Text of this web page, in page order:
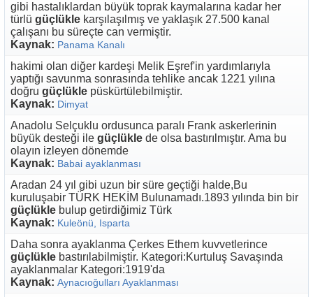
gibi hastalıklardan büyük toprak kaymalarına kadar her
türlü güçlükle karşılaşılmış ve yaklaşık 27.500 kanal
çalışanı bu süreçte can vermiştir.
Kaynak: Panama Kanalı
hakimi olan diğer kardeşi Melik Eşref'in yardımlarıyla
yaptığı savunma sonrasında tehlike ancak 1221 yılına
doğru güçlükle püskürtülebilmiştir.
Kaynak: Dimyat
Anadolu Selçuklu ordusunca paralı Frank askerlerinin
büyük desteği ile güçlükle de olsa bastırılmıştır. Ama bu
olayın izleyen dönemde
Kaynak: Babai ayaklanması
Aradan 24 yıl gibi uzun bir süre geçtiği halde,Bu
kuruluşabir TÜRK HEKİM Bulunamadı.1893 yılında bin bir
güçlükle bulup getirdiğimiz Türk
Kaynak: Kuleönü, Isparta
Daha sonra ayaklanma Çerkes Ethem kuvvetlerince
güçlükle bastırılabilmiştir. Kategori:Kurtuluş Savaşında
ayaklanmalar Kategori:1919'da
Kaynak: Aynacıoğulları Ayaklanması